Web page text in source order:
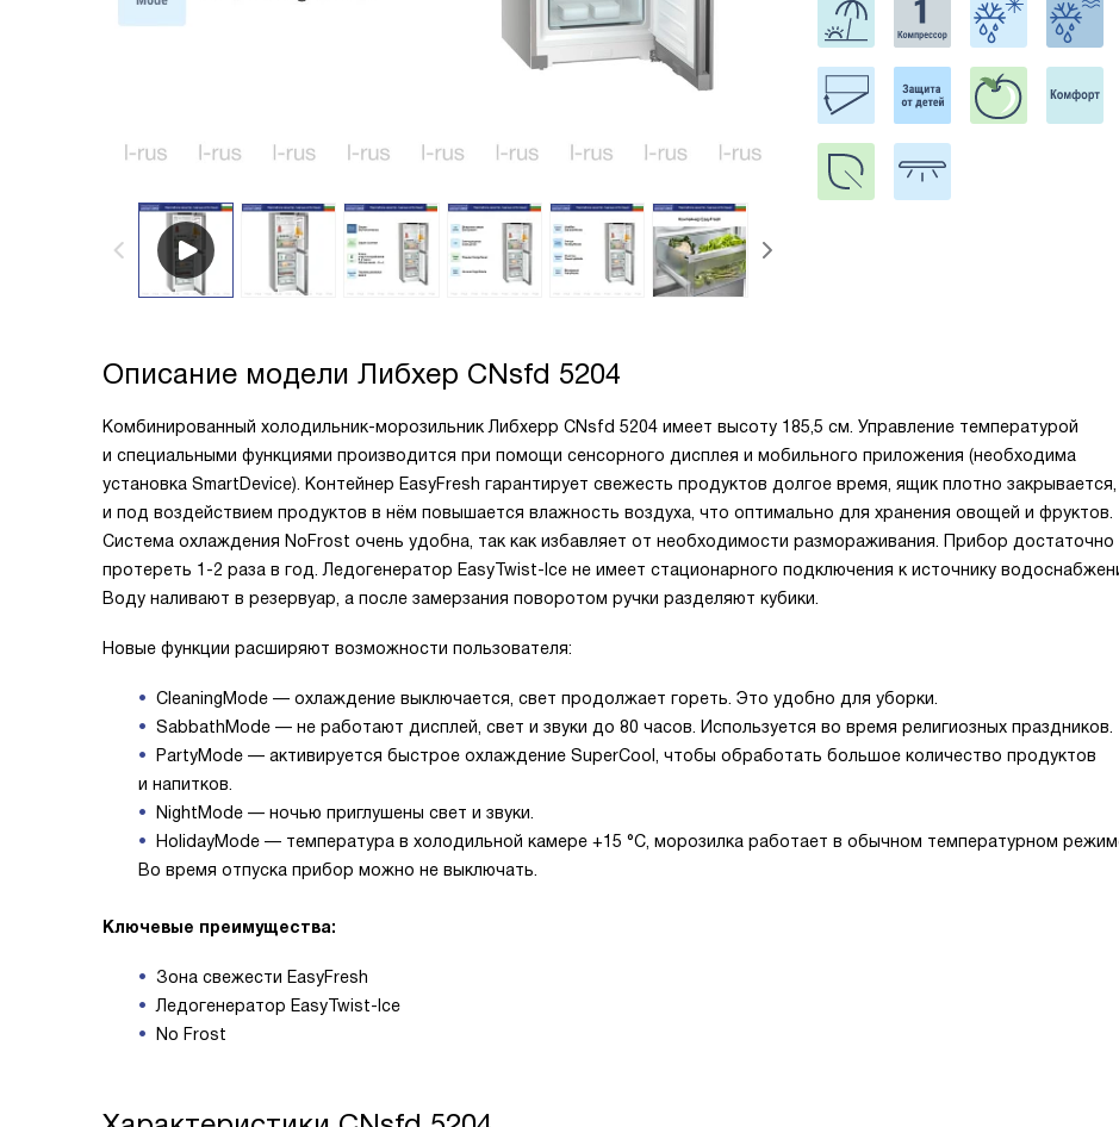
Описание модели Либхер CNsfd 5204
Комбинированный холодильник-морозильник Либхерр CNsfd 5204 имеет высоту 185,5 см. Управление температурой
и специальными функциями производится при помощи сенсорного дисплея и мобильного приложения (необходима
установка SmartDevice). Контейнер EasyFresh гарантирует свежесть продуктов долгое время, ящик плотно закрывается,
и под воздействием продуктов в нём повышается влажность воздуха, что оптимально для хранения овощей и фруктов.
Система охлаждения NoFrost очень удобна, так как избавляет от необходимости размораживания. Прибор достаточно
протереть 1-2 раза в год. Ледогенератор EasyTwist-Ice не имеет стационарного подключения к источнику
Воду наливают в резервуар, а после замерзания поворотом ручки разделяют кубики.
Новые функции расширяют возможности пользователя:
CleaningMode — охлаждение выключается, свет продолжает гореть. Это удобно для уборки.
SabbathMode — не работают дисплей, свет и звуки до 80 часов. Используется во время религиозных праздников.
PartyMode — активируется быстрое охлаждение SuperCool, чтобы обработать большое количество продуктов
и напитков.
NightMode — ночью приглушены свет и звуки.
HolidayMode — температура в холодильной камере +15 °C, морозилка работает в обычном температурном
Во время отпуска прибор можно не выключать.
Ключевые преимущества:
Зона свежести EasyFresh
Ледогенератор EasyTwist-Ice
No Frost